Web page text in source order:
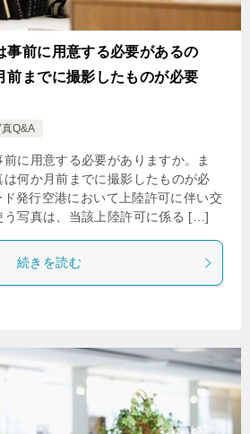
事前に用意する必要があるの
までに撮影したものが必要
Q&A
に用意する必要がありますか。ま
何か月前までに撮影したものが必
発行空港において上陸許可に伴い交
う写真は、当該上陸許可に係る […]
続きを読む